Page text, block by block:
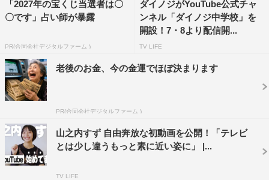
「2027年の宝くじ当選者は〇
〇です」占い師が暴露
PR(合同会社デジタルファーム )
ダイノジがYouTube公式チャ
ンネル「ダイノジ中学校」を
開設！7・8より配信開...
TV LIFE
老後のお金、今の金運でほぼ決まります
PR(合同会社デジタルファーム )
山之内すず 自由奔放な初動画を公開！「テレビ
とは少し違うもっと素に近い姿に」 |...
TV LIFE